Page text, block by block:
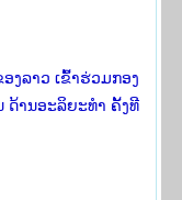
ງລາວ ເຂົ້າຮ່ວມກອງ
ດ້ານອະລິຍະທໍາ ຄັ້ງທີ